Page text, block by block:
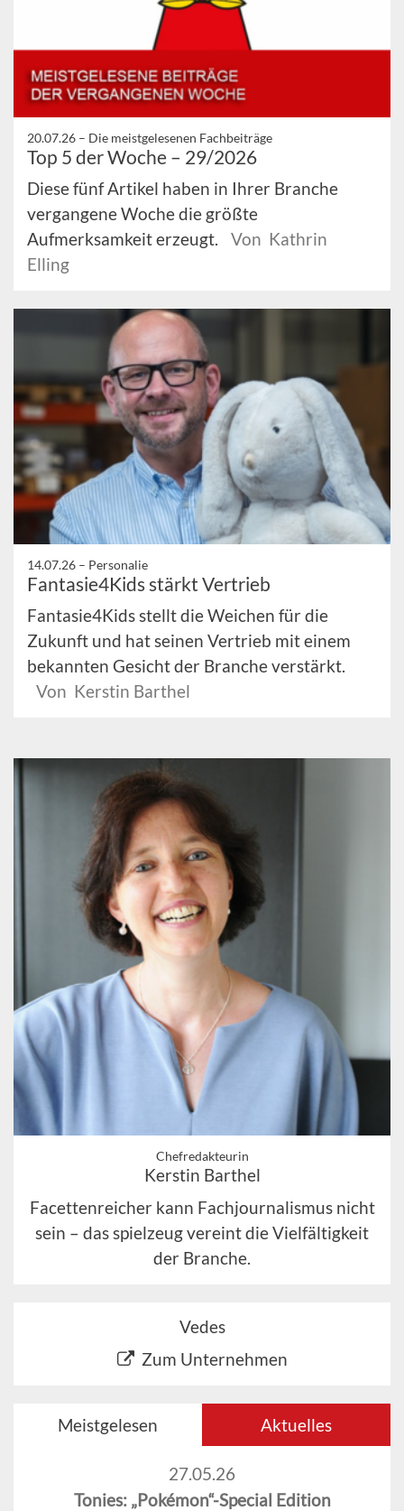
20.07.26 – Die meistgelesenen Fachbeiträge
Top 5 der Woche – 29/2026
Diese fünf Artikel haben in Ihrer Branche
vergangene Woche die größte
Aufmerksamkeit erzeugt.
Von Kathrin
Elling
14.07.26 – Personalie
Fantasie4Kids stärkt Vertrieb
Fantasie4Kids stellt die Weichen für die
Zukunft und hat seinen Vertrieb mit einem
bekannten Gesicht der Branche verstärkt.
Von Kerstin Barthel
Chefredakteurin
Kerstin Barthel
Facettenreicher kann Fachjournalismus nicht
sein – das spielzeug vereint die Vielfältigkeit
der Branche.
Vedes
Zum Unternehmen
Meistgelesen Aktuelles
27.05.26
Tonies: „Pokémon“-Special Edition